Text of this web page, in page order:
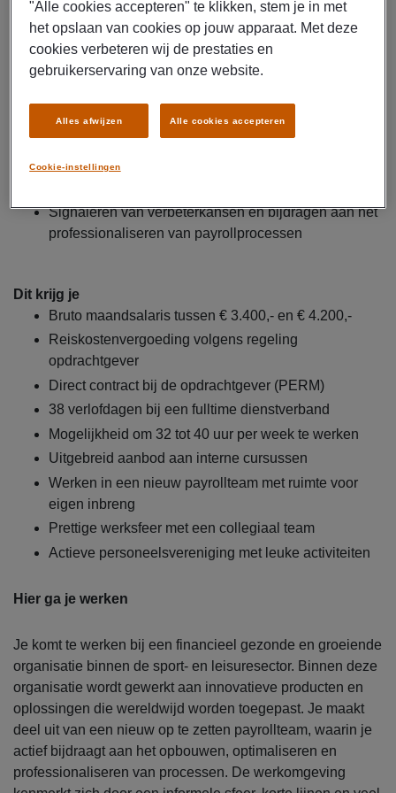
pensioenregelingen en wet- en regelgeving
Fungeren als eerste aanspreekpunt voor collega’s
met vragen over salaris
Onderhouden van contact met externe partijen zoals
Opstellen van payrollrapportages en ondersteunen
bij financiële aansluitingen
Verzorgen van aangiften en rapportages zoals btw,
Signaleren van verbeterkansen en bijdragen aan het
professionaliseren van payrollprocessen
Dit krijg je
Bruto maandsalaris tussen € 3.400,- en € 4.200,-
Reiskostenvergoeding volgens regeling
opdrachtgever
Direct contract bij de opdrachtgever (PERM)
38 verlofdagen bij een fulltime dienstverband
Mogelijkheid om 32 tot 40 uur per week te werken
Uitgebreid aanbod aan interne cursussen
Werken in een nieuw payrollteam met ruimte voor
eigen inbreng
Prettige werksfeer met een collegiaal team
Actieve personeelsvereniging met leuke activiteiten
Hier ga je werken
Je komt te werken bij een financieel gezonde en groeiende
organisatie binnen de sport- en leisuresector. Binnen deze
organisatie wordt gewerkt aan innovatieve producten en
oplossingen die wereldwijd worden toegepast. Je maakt
deel uit van een nieuw op te zetten payrollteam, waarin je
actief bijdraagt aan het opbouwen, optimaliseren en
professionaliseren van processen. De werkomgeving
"Alle cookies accepteren" te klikken, stem je in met
het opslaan van cookies op jouw apparaat. Met deze
cookies verbeteren wij de prestaties en
gebruikerservaring van onze website.
Cookie-instellingen
Alles afwijzen Alle cookies accepteren